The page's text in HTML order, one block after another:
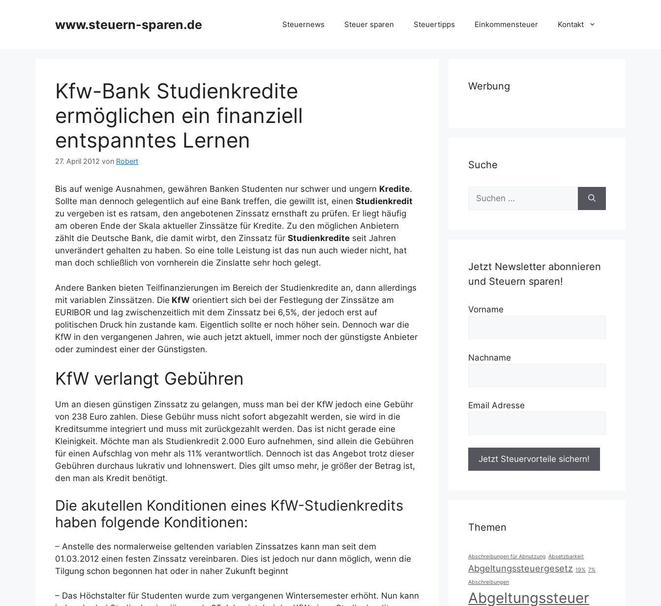
www.steuern-sparen.de Steuernews Steuer sparen Steuertipps Einkommensteuer Kontakt
Kfw-Bank Studienkredite
ermöglichen ein finanziell
entspanntes Lernen
27. April 2012 von Robert
Bis auf wenige Ausnahmen, gewähren Banken Studenten nur schwer und ungern Kredite.
Sollte man dennoch gelegentlich auf eine Bank treffen, die gewillt ist, einen Studienkredit
zu vergeben ist es ratsam, den angebotenen Zinssatz ernsthaft zu prüfen. Er liegt häufig
am oberen Ende der Skala aktueller Zinssätze für Kredite. Zu den möglichen Anbietern
zählt die Deutsche Bank, die damit wirbt, den Zinssatz für Studienkredite seit Jahren
unverändert gehalten zu haben. So eine tolle Leistung ist das nun auch wieder nicht, hat
man doch schließlich von vornherein die Zinslatte sehr hoch gelegt.
Andere Banken bieten Teilfinanzierungen im Bereich der Studienkredite an, dann allerdings
mit variablen Zinssätzen. Die KfW orientiert sich bei der Festlegung der Zinssätze am
EURIBOR und lag zwischenzeitlich mit dem Zinssatz bei 6,5%, der jedoch erst auf
politischen Druck hin zustande kam. Eigentlich sollte er noch höher sein. Dennoch war die
KfW in den vergangenen Jahren, wie auch jetzt aktuell, immer noch der günstigste Anbieter
oder zumindest einer der Günstigsten.
KfW verlangt Gebühren
Um an diesen günstigen Zinssatz zu gelangen, muss man bei der KfW jedoch eine Gebühr
von 238 Euro zahlen. Diese Gebühr muss nicht sofort abgezahlt werden, sie wird in die
Kreditsumme integriert und muss mit zurückgezahlt werden. Das ist nicht gerade eine
Kleinigkeit. Möchte man als Studienkredit 2.000 Euro aufnehmen, sind allein die Gebühren
für einen Aufschlag von mehr als 11% verantwortlich. Dennoch ist das Angebot trotz dieser
Gebühren durchaus lukrativ und lohnenswert. Dies gilt umso mehr, je größer der Betrag ist,
den man als Kredit benötigt.
Die akutellen Konditionen eines KfW-Studienkredits
haben folgende Konditionen:
– Anstelle des normalerweise geltenden variablen Zinssatzes kann man seit dem
01.03.2012 einen festen Zinssatz vereinbaren. Dies ist jedoch nur dann möglich, wenn die
Tilgung schon begonnen hat oder in naher Zukunft beginnt
– Das Höchstalter für Studenten wurde zum vergangenen Wintersemester erhöht. Nun kann
Werbung
Suche
Suchen
nach:
Jetzt Newsletter abonnieren
und Steuern sparen!
Vorname
Nachname
Email Adresse
Themen
Abschreibungen für Abnutzung Absetzbarkeit
Abgeltungssteuergesetz 19% 7%
Abschreibungen
Abgeltungssteuer